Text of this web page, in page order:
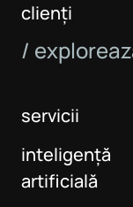
clienți
/
servicii
inteligență
artificială